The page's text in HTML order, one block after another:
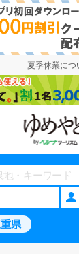
夏季休業につ
県